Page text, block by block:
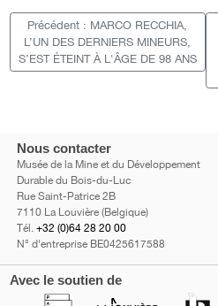
Précédent : MARCO RECCHIA,
L’UN DES DERNIERS MINEURS,
S’EST ÉTEINT À L'ÂGE DE 98 ANS
Nous contacter
Musée de la Mine et du Développement
Durable du Bois-du-Luc
Rue Saint-Patrice 2B
7110 La Louvière (Belgique)
Tél. +32 (0)64 28 20 00
N° d'entreprise BE0425617588
Avec le soutien de